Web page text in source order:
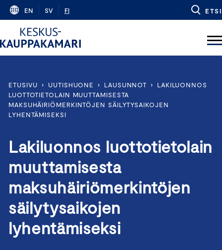
Skip
content
EN SV FI ETSI
ETUSIVU › UUTISHUONE › LAUSUNNOT ›
LAKILUONNOS
LUOTTOTIETOLAIN MUUTTAMISESTA
MAKSUHÄIRIÖMERKINTÖJEN SÄILYTYSAIKOJEN
LYHENTÄMISEKSI
Lakiluonnos luottotietolain
muuttamisesta
maksuhäiriömerkintöjen
säilytysaikojen
lyhentämiseksi